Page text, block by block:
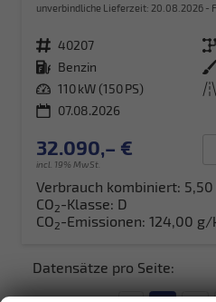
unverbindliche Lieferzeit: 20.08.2026
Fahrzeugnr. 40207 Getriebe
Kraftstoff Benzin Außenfarbe
Leistung 110 kW (150 PS) Kilometerstand
07.08.2026
32.090,– €
incl. 19% MwSt.
Verbrauch kombiniert:
CO2-Klasse: D
CO2-Emissionen: 124,00 g/
Datensätze pro Seite: